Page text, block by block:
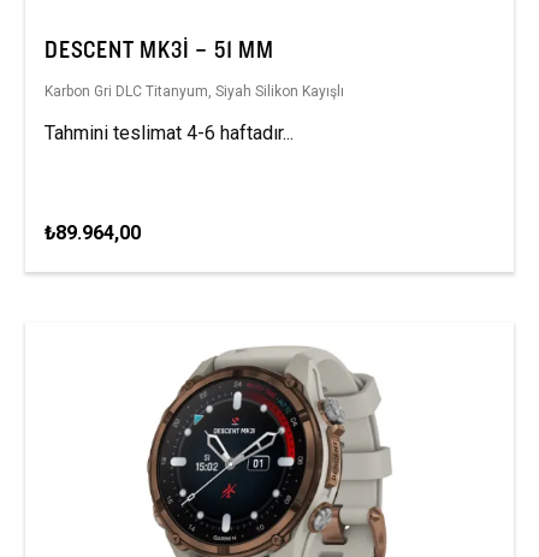
DESCENT MK3I – 51 MM
Karbon Gri DLC Titanyum, Siyah Silikon Kayışlı
Tahmini teslimat 4-6 haftadır...
₺89.964,00